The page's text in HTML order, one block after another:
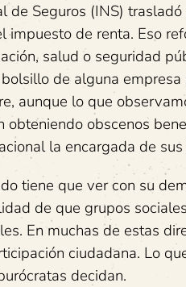
de Seguros (INS)
impuesto de renta. Eso
salud o seguridad
de alguna
aunque lo que
obscenos
la encargada de
tiene que ver con su
de que grupos
En muchas de estas
ciudadana. Lo
decidan.